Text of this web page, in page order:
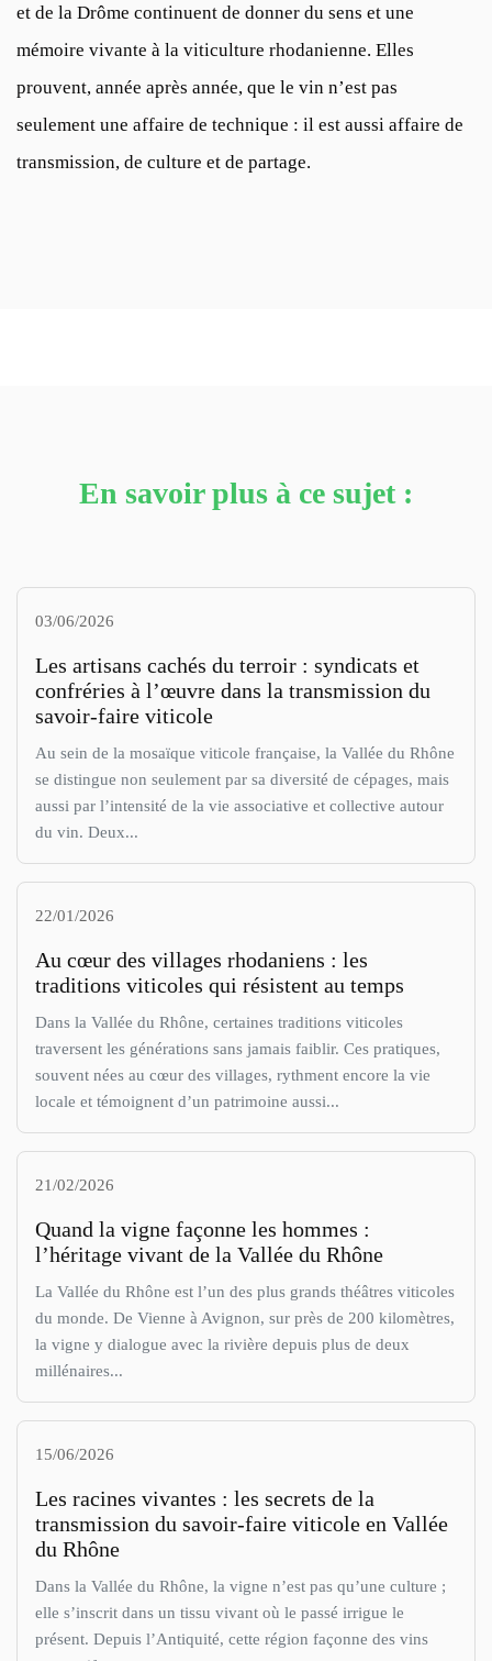
et de la Drôme continuent de donner du sens et une
mémoire vivante à la viticulture rhodanienne. Elles
prouvent, année après année, que le vin n’est pas
seulement une affaire de technique : il est aussi affaire de
transmission, de culture et de partage.
En savoir plus à ce sujet :
03/06/2026
Les artisans cachés du terroir : syndicats et
confréries à l’œuvre dans la transmission du
savoir-faire viticole
Au sein de la mosaïque viticole française, la Vallée du Rhône
se distingue non seulement par sa diversité de cépages, mais
aussi par l’intensité de la vie associative et collective autour
du vin. Deux...
22/01/2026
Au cœur des villages rhodaniens : les
traditions viticoles qui résistent au temps
Dans la Vallée du Rhône, certaines traditions viticoles
traversent les générations sans jamais faiblir. Ces pratiques,
souvent nées au cœur des villages, rythment encore la vie
locale et témoignent d’un patrimoine aussi...
21/02/2026
Quand la vigne façonne les hommes :
l’héritage vivant de la Vallée du Rhône
La Vallée du Rhône est l’un des plus grands théâtres viticoles
du monde. De Vienne à Avignon, sur près de 200 kilomètres,
la vigne y dialogue avec la rivière depuis plus de deux
millénaires...
15/06/2026
Les racines vivantes : les secrets de la
transmission du savoir-faire viticole en Vallée
du Rhône
Dans la Vallée du Rhône, la vigne n’est pas qu’une culture ;
elle s’inscrit dans un tissu vivant où le passé irrigue le
présent. Depuis l’Antiquité, cette région façonne des vins